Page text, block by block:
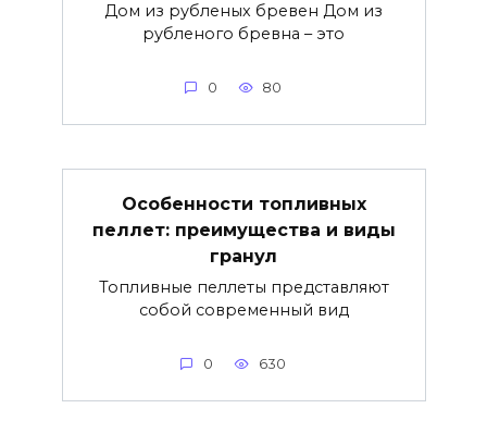
Дом из рубленых бревен Дом из
рубленого бревна – это
0 80
Особенности топливных
пеллет: преимущества и виды
гранул
Топливные пеллеты представляют
собой современный вид
0 630